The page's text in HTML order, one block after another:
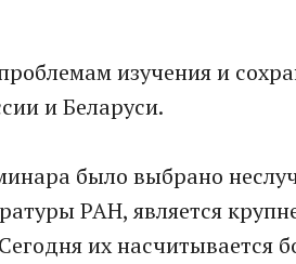
изучения и
и Беларуси.
было выбрано
РАН, является
их насчитывается